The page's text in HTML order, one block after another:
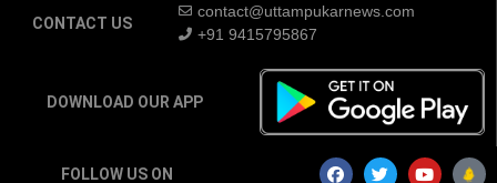
CONTACT US
contact@uttampukarnews.com
+91 9415795867
DOWNLOAD OUR APP
FOLLOW US ON